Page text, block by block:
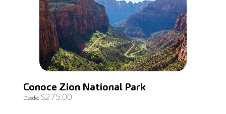
Conoce Zion National Park
Desde: $275.00